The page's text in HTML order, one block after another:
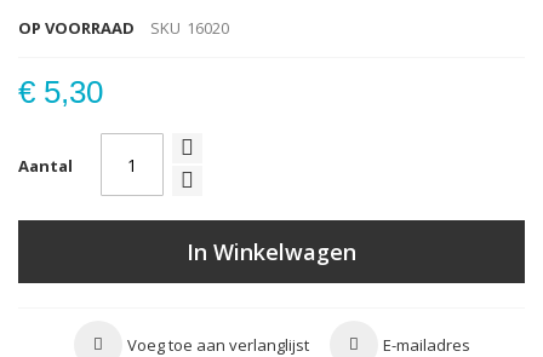
OP VOORRAAD
SKU 16020
€ 5,30
Aantal
In Winkelwagen
Voeg toe aan verlanglijst E-mailadres